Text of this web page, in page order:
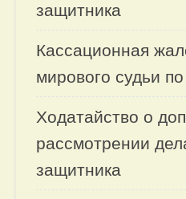
защитника
Кассационная
мирового судьи
Ходатайство о
рассмотрении
защитника